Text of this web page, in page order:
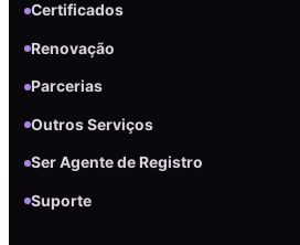
Certificados
Renovação
Parcerias
Outros Serviços
Ser Agente de Registro
Suporte